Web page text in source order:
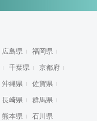
広島県 福岡県
千葉県 京都府
沖縄県 佐賀県
長崎県 群馬県
熊本県 石川県